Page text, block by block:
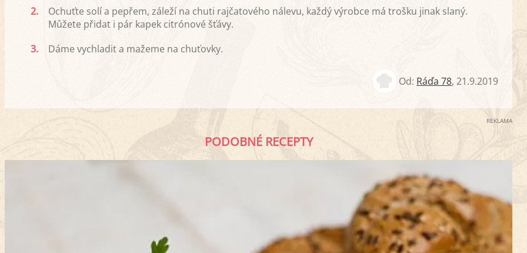
2.
Ochuťte solí a pepřem, záleží na chuti rajčatového nálevu, každý výrobce má trošku jinak slaný.
Můžete přidat i pár kapek citrónové šťávy.
3.
Dáme vychladit a mažeme na chuťovky.
Od: Ráďa 78,21.9.2019
REKLAMA
PODOBNÉ RECEPTY